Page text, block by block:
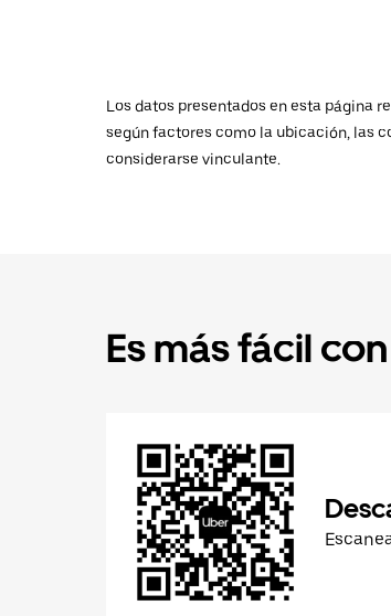
Los datos presentados en esta página
según factores como la ubicación, las
considerarse vinculante.
Es más fácil